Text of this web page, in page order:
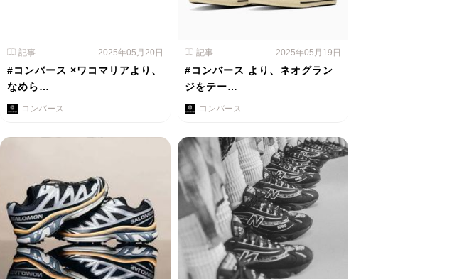
記事 2025年05月20日
#コンバース ×ワコマリアより、
なめら…
コンバース
記事 2025年05月19日
#コンバース より、ネオグラン
ジをテー…
コンバース